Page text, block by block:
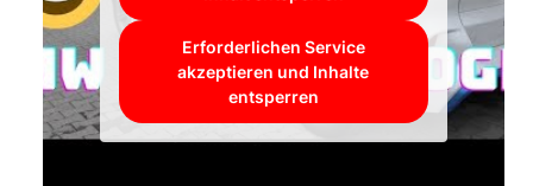
Erforderlichen Service
akzeptieren und Inhalte
entsperren